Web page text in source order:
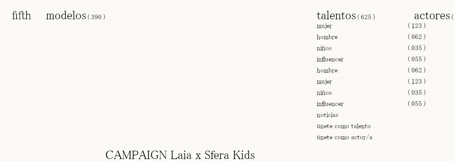
modelos
( 390 ) talentos( 625 )
mujer
( 123 )
hombre
( 062 )
niños
( 035 )
influencer
( 055 )
hombre
( 062 )
mujer
( 123 )
niños
( 035 )
influencer
( 055 )
noticias
únete como talento
únete como actor/a
actores(
CAMPAIGN Laia x Sfera Kids